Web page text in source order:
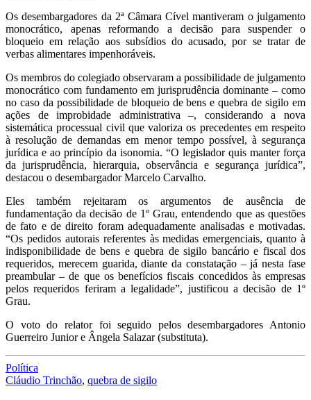
Os desembargadores da 2ª Câmara Cível mantiveram o julgamento
monocrático, apenas reformando a decisão para suspender o
bloqueio em relação aos subsídios do acusado, por se tratar de
verbas alimentares impenhoráveis.
Os membros do colegiado observaram a possibilidade de julgamento
monocrático com fundamento em jurisprudência dominante – como
no caso da possibilidade de bloqueio de bens e quebra de sigilo em
ações de improbidade administrativa –, considerando a nova
sistemática processual civil que valoriza os precedentes em respeito
à resolução de demandas em menor tempo possível, à segurança
jurídica e ao princípio da isonomia. “O legislador quis manter força
da jurisprudência, hierarquia, observância e segurança jurídica”,
destacou o desembargador Marcelo Carvalho.
Eles também rejeitaram os argumentos de ausência de
fundamentação da decisão de 1º Grau, entendendo que as questões
de fato e de direito foram adequadamente analisadas e motivadas.
“Os pedidos autorais referentes às medidas emergenciais, quanto à
indisponibilidade de bens e quebra de sigilo bancário e fiscal dos
requeridos, merecem guarida, diante da constatação – já nesta fase
preambular – de que os benefícios fiscais concedidos às empresas
pelos requeridos feriram a legalidade”, justificou a decisão de 1º
Grau.
O voto do relator foi seguido pelos desembargadores Antonio
Guerreiro Junior e Ângela Salazar (substituta).
Política
Cláudio Trinchão, quebra de sigilo